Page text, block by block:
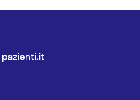
Specifici dell'